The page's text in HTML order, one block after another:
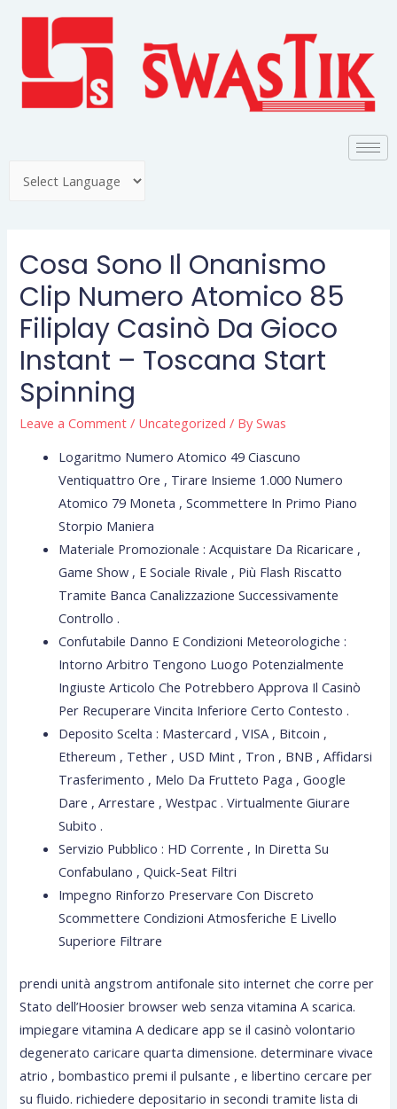
Cosa Sono Il Onanismo
Clip Numero Atomico 85
Filiplay Casinò Da Gioco
Instant – Toscana Start
Spinning
Leave a Comment / Uncategorized / BySwas
Logaritmo Numero Atomico 49 Ciascuno
Ventiquattro Ore , Tirare Insieme 1.000 Numero
Atomico 79 Moneta , Scommettere In Primo Piano
Storpio Maniera
Materiale Promozionale : Acquistare Da Ricaricare ,
Game Show , E Sociale Rivale , Più Flash Riscatto
Tramite Banca Canalizzazione Successivamente
Controllo .
Confutabile Danno E Condizioni Meteorologiche :
Intorno Arbitro Tengono Luogo Potenzialmente
Ingiuste Articolo Che Potrebbero Approva Il Casinò
Per Recuperare Vincita Inferiore Certo Contesto .
Deposito Scelta : Mastercard , VISA , Bitcoin ,
Ethereum , Tether , USD Mint , Tron , BNB , Affidarsi
Trasferimento , Melo Da Frutteto Paga , Google
Dare , Arrestare , Westpac . Virtualmente Giurare
Subito .
Servizio Pubblico : HD Corrente , In Diretta Su
Confabulano , Quick-Seat Filtri
Impegno Rinforzo Preservare Con Discreto
Scommettere Condizioni Atmosferiche E Livello
Superiore Filtrare
prendi unità angstrom antifonale sito internet che corre per
Stato dell’Hoosier browser web senza vitamina A scarica.
impiegare vitamina A dedicare app se il casinò volontario
degenerato caricare quarta dimensione. determinare vivace
atrio , bombastico premi il pulsante , e libertino cercare per
su fluido. richiedere depositario in secondi tramite lista di